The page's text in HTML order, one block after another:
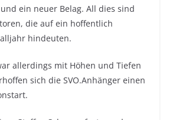
ein neuer Belag. All dies sind
die auf ein hoffentlich
hindeuten.
allerdings mit Höhen und Tiefen
sich die SVO.Anhänger einen